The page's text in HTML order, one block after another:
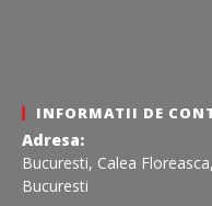
INFORMATII DE
Adresa:
Bucuresti, Calea
Bucuresti